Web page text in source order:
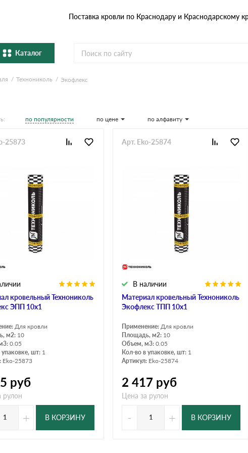
Поставка кровли по Краснодару и Краснодарскому
Каталог
Металлочерепица
Профнастил и штакетник
Технониколь Экофлекс
по популярности по цене по алфавиту
кровельный Технониколь
ЭПП 10х1
25873
Для кровли
м2: 10
0.05
шт: 1
Eko-25873
руб
рулон
+ В КОРЗИНУ
Материал кровельный Технониколь
Экофлекс ТПП 10х1
В наличии
Арт. Eko-25874
Применение: Для кровли
Площадь, м2: 10
Объем, м3: 0.05
Кол-во в упаковке, шт: 1
Артикул: Eko-25874
2 417 руб
Цена за рулон
- + В КОРЗИНУ